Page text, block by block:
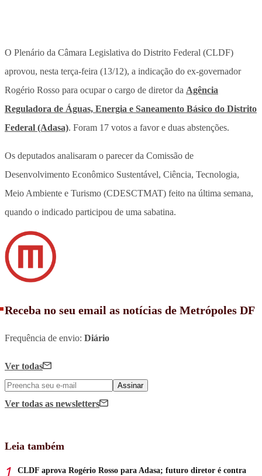
O Plenário da Câmara Legislativa do Distrito Federal (CLDF)
aprovou, nesta terça-feira (13/12), a indicação do ex-governador
Rogério Rosso para ocupar o cargo de diretor da Agência
Reguladora de Águas, Energia e Saneamento Básico do Distrito
Federal (Adasa). Foram 17 votos a favor e duas abstenções.
Os deputados analisaram o parecer da Comissão de
Desenvolvimento Econômico Sustentável, Ciência, Tecnologia,
Meio Ambiente e Turismo (CDESCTMAT) feito na última semana,
quando o indicado participou de uma sabatina.
Receba no seu email as notícias de Metrópoles DF
Frequência de envio: Diário
Ver todas
Assinar
Ver todas as newsletters
Leia também
CLDF aprova Rogério Rosso para Adasa; futuro diretor é contra